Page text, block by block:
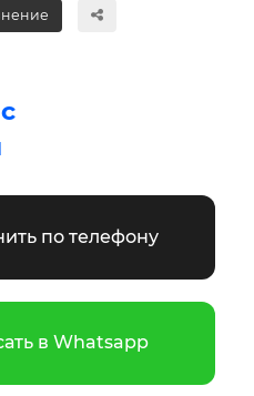
с
по телефону
в Whatsapp